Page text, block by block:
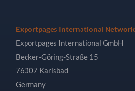
Exportpages International Network
Exportpages International GmbH
Becker-Göring-Straße 15
76307 Karlsbad
Germany